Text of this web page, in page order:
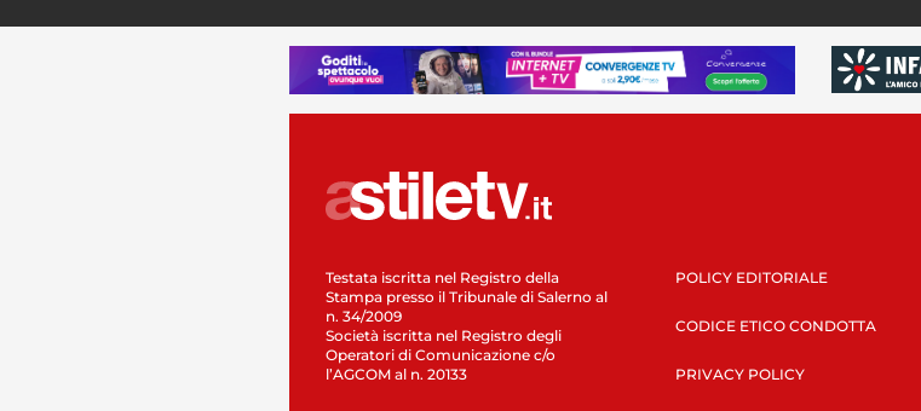
Testata iscritta nel Registro della
Stampa presso il Tribunale di Salerno al
n. 34/2009
Società iscritta nel Registro degli
Operatori di Comunicazione c/o
l’AGCOM al n. 20133
POLICY EDITORIALE
CODICE ETICO CONDOTTA
PRIVACY POLICY